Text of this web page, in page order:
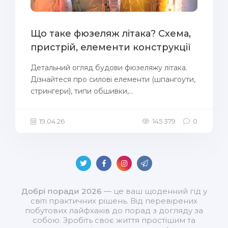
Що таке фюзеляж літака? Схема,
пристрій, елементи конструкції
Детальний огляд будови фюзеляжу літака.
Дізнайтеся про силові елементи (шпангоути,
стрингери), типи обшивки,...
19.04.26 145 379 0
Добрі поради 2026 — це ваш щоденний гід у
світі практичних рішень. Від перевірених
побутових лайфхаків до порад з догляду за
собою. Зробіть своє життя простішим та